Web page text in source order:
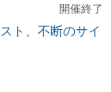
開催終了
ト、不断のサイ